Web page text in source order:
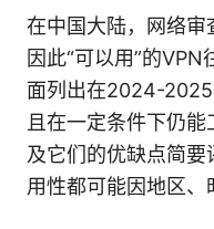
在中国大陆，网络审
因此“可以用”的
面列出在2024-2025
且在一定条件下仍
及它们的优缺点简
用性都可能因地区、